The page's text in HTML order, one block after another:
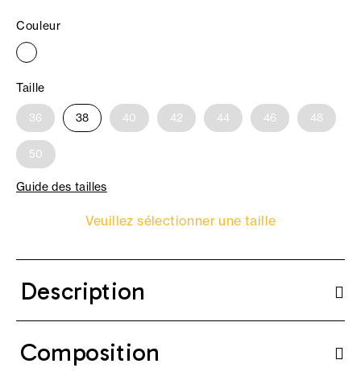
Couleur
Taille
36 38 40 42 44 46 48
50
Guide des tailles
Veuillez sélectionner une taille
Description
Composition